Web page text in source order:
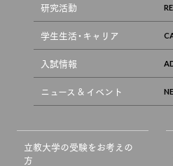
研究活動
学生生活・キャリア
入試情報
ニュース & イベント
立教大学の受験をお考えの
方